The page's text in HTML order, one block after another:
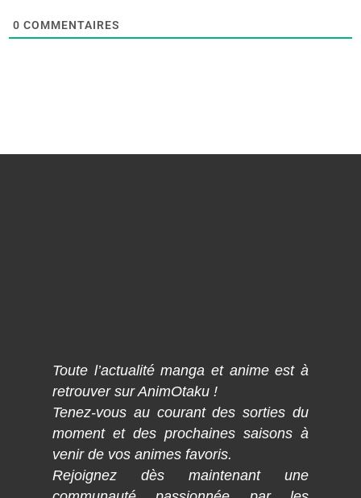
0 COMMENTAIRES
Toute l’actualité manga et anime est à
retrouver sur AnimOtaku !
Tenez-vous au courant des sorties du
moment et des prochaines saisons à
venir de vos animes favoris.
Rejoignez dès maintenant une